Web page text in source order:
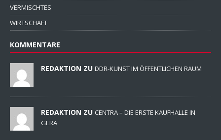
VERMISCHTES
WIRTSCHAFT
KOMMENTARE
REDAKTION ZU DDR-KUNST IM ÖFFENTLICHEN RAUM
REDAKTION ZU CENTRA – DIE ERSTE KAUFHALLE IN
GERA